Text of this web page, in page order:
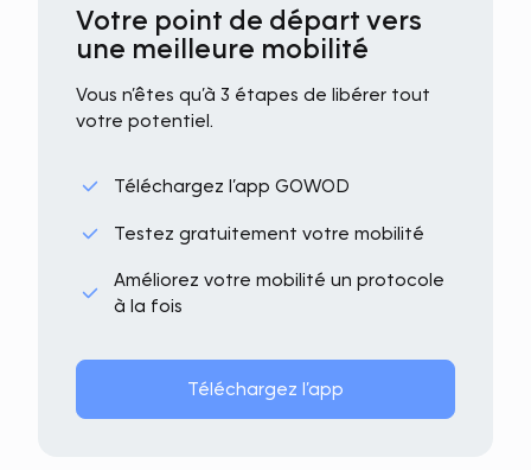
Votre point de départ vers
une meilleure mobilité
Vous n’êtes qu’à 3 étapes de libérer tout
votre potentiel.
Téléchargez l’app GOWOD
Testez gratuitement votre mobilité
Améliorez votre mobilité un protocole
à la fois
Téléchargez l’app